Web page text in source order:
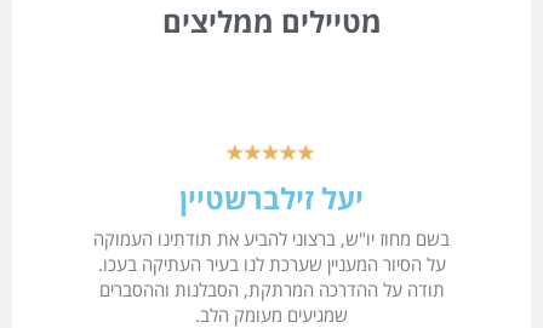
מטיילים ממליצים
יעל זילברשטיין
בשם מחוז יו"ש, ברצוני להביע את תודתינו העמוקה
על הסיור המעניין שערכת לנו בעיר העתיקה בעכו.
תודה על ההדרכה המרתקת, הסבלנות וההסברים
שמגיעים מעומק הלב.